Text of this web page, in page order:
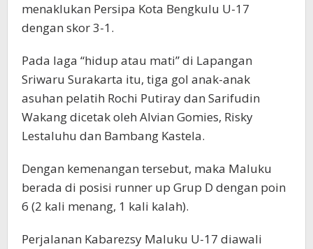
menaklukan Persipa Kota Bengkulu U-17
dengan skor 3-1.
Pada laga “hidup atau mati” di Lapangan
Sriwaru Surakarta itu, tiga gol anak-anak
asuhan pelatih Rochi Putiray dan Sarifudin
Wakang dicetak oleh Alvian Gomies, Risky
Lestaluhu dan Bambang Kastela.
Dengan kemenangan tersebut, maka Maluku
berada di posisi runner up Grup D dengan poin
6 (2 kali menang, 1 kali kalah).
Perjalanan Kabarezsy Maluku U-17 diawali